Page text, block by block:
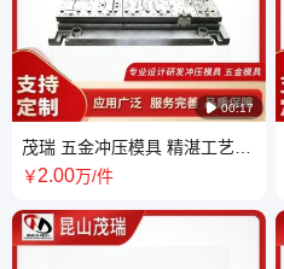
 00:17
茂瑞 五金冲压模具 精湛工艺打
造 满足多样冲压需求
￥2.00万/件